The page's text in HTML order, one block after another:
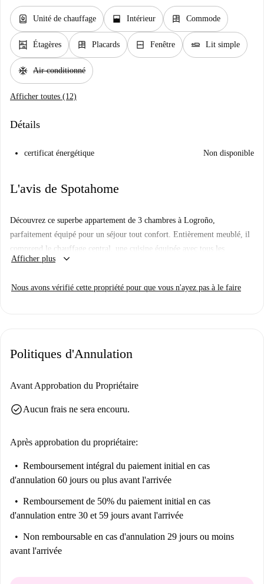
water_heater Unité de chauffage window_open Intérieur dresser Commode
shelves Étagères dresser Placards window_closed Fenêtre airline_seat_flat Lit simple
ac_unit Air conditionné
Afficher toutes (12)
Détails
certificat énergétique Non disponible
L'avis de Spotahome
Découvrez ce superbe appartement de 3 chambres à Logroño,
parfaitement équipé pour un séjour tout confort. Entièrement meublé, il
comprend le chauffage central, une cuisine équipée avec tous les
appareils électroménagers essentiels, un lave-linge et une télévision.
prix de la location. Veuillez noter que les invités et les animaux
des sites culturels tels que le Parque del Carmen et la Gran Vía Logroño.
d'accéder facilement aux principaux points d'intérêt.
Afficher plus keyboard_arrow_down
Nous avons vérifié cette propriété pour que vous n'ayez pas à le faire
Politiques d'Annulation
Avant Approbation du Propriétaire
check_circleAucun frais ne sera encouru.
Après approbation du propriétaire:
Remboursement intégral du paiement initial en cas
d'annulation 60 jours ou plus avant l'arrivée
Remboursement de 50% du paiement initial en cas
d'annulation entre 30 et 59 jours avant l'arrivée
Non remboursable en cas d'annulation 29 jours ou moins
avant l'arrivée